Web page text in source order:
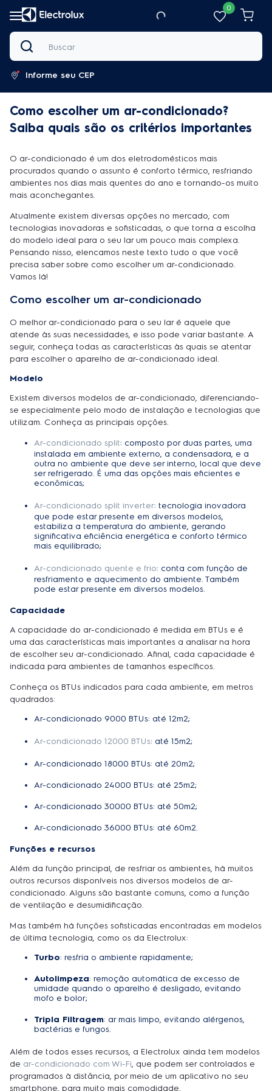
0
Buscar
Informe seu CEP
Como escolher um ar-condicionado?
Saiba quais são os critérios importantes
O ar-condicionado é um dos eletrodomésticos mais
procurados quando o assunto é conforto térmico, resfriando
ambientes nos dias mais quentes do ano e tornando-os muito
mais aconchegantes.
Atualmente existem diversas opções no mercado, com
tecnologias inovadoras e sofisticadas, o que torna a escolha
do modelo ideal para o seu lar um pouco mais complexa.
Pensando nisso, elencamos neste texto tudo o que você
precisa saber sobre como escolher um ar-condicionado.
Vamos lá!
Como escolher um ar-condicionado
O melhor ar-condicionado para o seu lar é aquele que
atende às suas necessidades, e isso pode variar bastante. A
seguir, conheça todas as características às quais se atentar
para escolher o aparelho de ar-condicionado ideal.
Modelo
Existem diversos modelos de ar-condicionado, diferenciando-
se especialmente pelo modo de instalação e tecnologias que
utilizam. Conheça as principais opções.
Ar-condicionado split: composto por duas partes, uma
instalada em ambiente externo, a condensadora, e a
outra no ambiente que deve ser interno, local que deve
ser refrigerado. É uma das opções mais eficientes e
econômicas;
Ar-condicionado split inverter: tecnologia inovadora
que pode estar presente em diversos modelos,
estabiliza a temperatura do ambiente, gerando
significativa eficiência energética e conforto térmico
mais equilibrado;
Ar-condicionado quente e frio: conta com função de
resfriamento e aquecimento do ambiente. Também
pode estar presente em diversos modelos.
Capacidade
A capacidade do ar-condicionado é medida em BTUs e é
uma das características mais importantes a analisar na hora
de escolher seu ar-condicionado. Afinal, cada capacidade é
indicada para ambientes de tamanhos específicos.
Conheça os BTUs indicados para cada ambiente, em metros
quadrados:
Ar-condicionado 9000 BTUs: até 12m2;
Ar-condicionado 12000 BTUs: até 15m2;
Ar-condicionado 18000 BTUs: até 20m2;
Ar-condicionado 24000 BTUs: até 25m2;
Ar-condicionado 30000 BTUs: até 50m2;
Ar-condicionado 36000 BTUs: até 60m2.
Funções e recursos
Além da função principal, de resfriar os ambientes, há muitos
outros recursos disponíveis nos diversos modelos de ar-
condicionado. Alguns são bastante comuns, como a função
de ventilação e desumidificação.
Mas também há funções sofisticadas encontradas em modelos
de última tecnologia, como os da Electrolux:
Turbo: resfria o ambiente rapidamente;
Autolimpeza: remoção automática de excesso de
umidade quando o aparelho é desligado, evitando
mofo e bolor;
Tripla Filtragem: ar mais limpo, evitando alérgenos,
bactérias e fungos.
Além de todos esses recursos, a Electrolux ainda tem modelos
de ar-condicionado com Wi-Fi, que podem ser controlados e
programados à distância, por meio de um aplicativo no seu
smartphone, para muito mais comodidade.